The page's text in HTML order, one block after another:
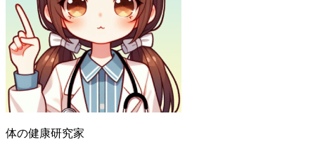
体の健康研究家